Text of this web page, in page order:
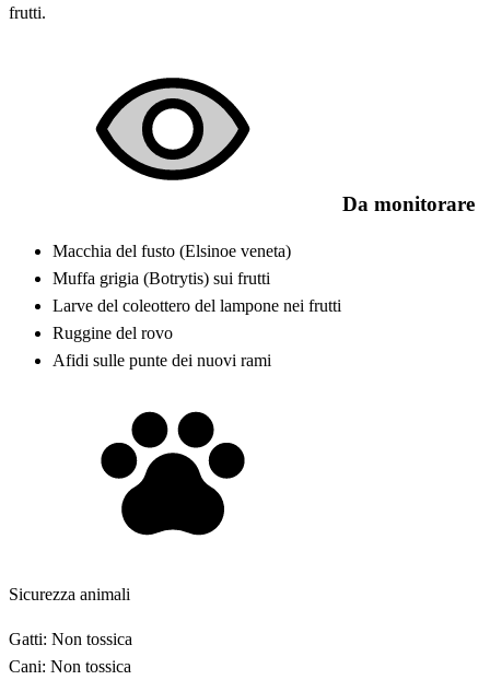
frutti.
Da monitorare
Macchia del fusto (Elsinoe veneta)
Muffa grigia (Botrytis) sui frutti
Larve del coleottero del lampone nei frutti
Ruggine del rovo
Afidi sulle punte dei nuovi rami
Sicurezza animali
Gatti: Non tossica
Cani: Non tossica